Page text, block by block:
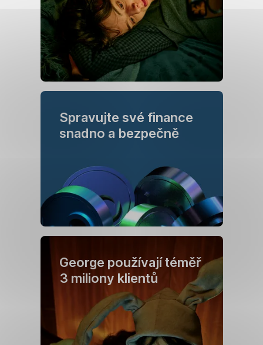
Spravujte své finance
snadno a bezpečně
George používají téměř
3 miliony klientů